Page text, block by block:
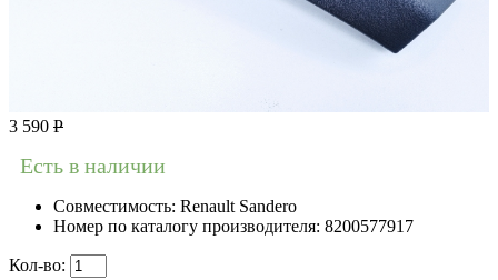
3 590 Р
Есть в наличии
Совместимость: Renault Sandero
Номер по каталогу производителя: 8200577917
Кол-во: